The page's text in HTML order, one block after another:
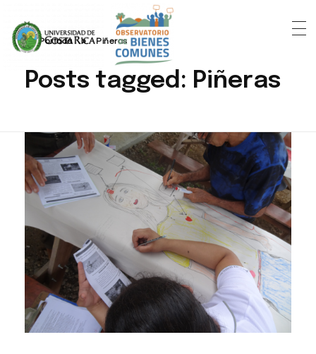
Portada » Piñeras
Posts tagged: Piñeras